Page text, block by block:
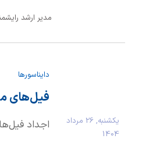
مدیر ارشد
يكشنبه, 26 مرداد
1404
دایناسورها
فیل‌های
اجداد